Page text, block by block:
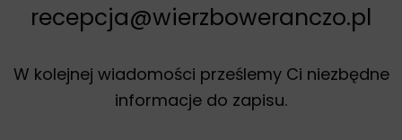
recepcja@wierzboweranczo.pl
W kolejnej wiadomości prześlemy Ci niezbędne
informacje do zapisu.